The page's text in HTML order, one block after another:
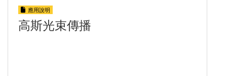
應用說明
高斯光束傳播